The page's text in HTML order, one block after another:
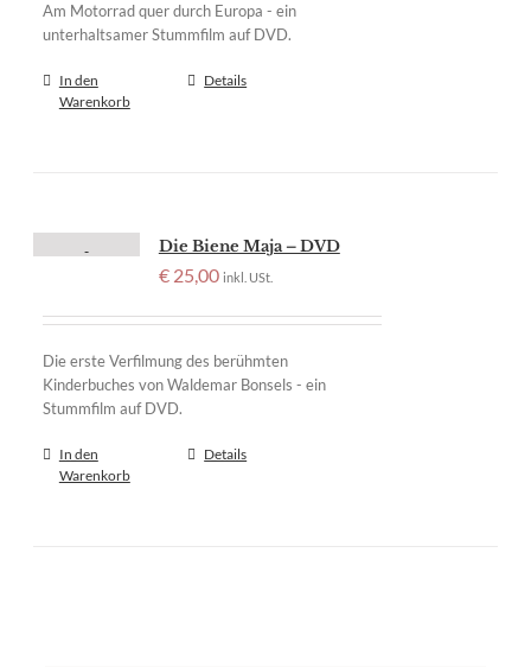
Am Motorrad quer durch Europa - ein
unterhaltsamer Stummfilm auf DVD.
In den
Warenkorb
Details
Die Biene Maja – DVD
€25,00 inkl. USt.
Die erste Verfilmung des berühmten
Kinderbuches von Waldemar Bonsels - ein
Stummfilm auf DVD.
In den
Warenkorb
Details